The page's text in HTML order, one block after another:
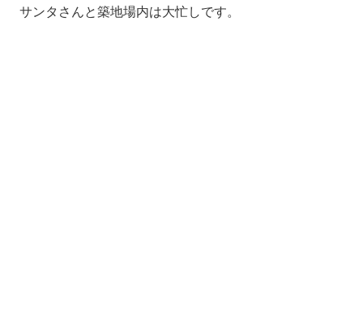
サンタさんと築地場内は大忙しです。